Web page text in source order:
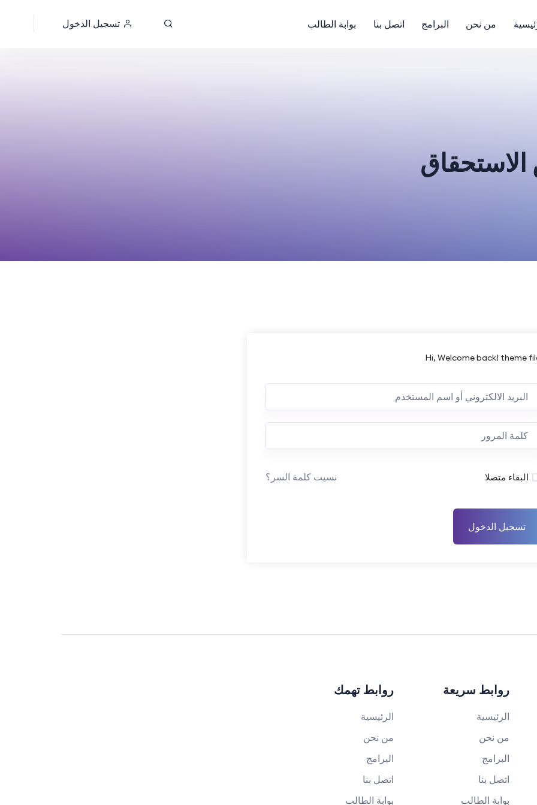
من نحن البرامج اتصل بنا بوابة الطالب تسجيل الدخول
Hi, Welcome back! theme
البقاء متصلا نسيت كلمة السر؟
تسجيل الدخول
روابط سريعة
الرئيسية
من نحن
البرامج
اتصل بنا
بوابة الطالب
روابط تهمك
الرئيسية
من نحن
البرامج
اتصل بنا
بوابة الطالب